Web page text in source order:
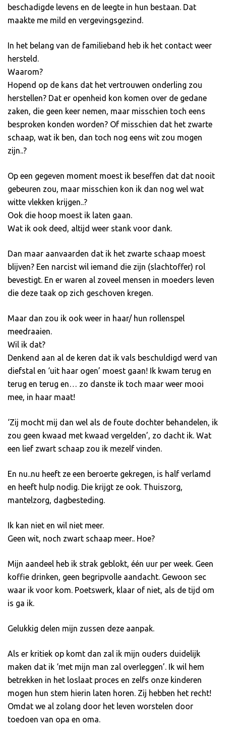
beschadigde levens en de leegte in hun bestaan. Dat
maakte me mild en vergevingsgezind.
In het belang van de familieband heb ik het contact weer
hersteld.
Waarom?
Hopend op de kans dat het vertrouwen onderling zou
herstellen? Dat er openheid kon komen over de gedane
zaken, die geen keer nemen, maar misschien toch eens
besproken konden worden? Of misschien dat het zwarte
schaap, wat ik ben, dan toch nog eens wit zou mogen
zijn..?
Op een gegeven moment moest ik beseffen dat dat nooit
gebeuren zou, maar misschien kon ik dan nog wel wat
witte vlekken krijgen..?
Ook die hoop moest ik laten gaan.
Wat ik ook deed, altijd weer stank voor dank.
Dan maar aanvaarden dat ik het zwarte schaap moest
blijven? Een narcist wil iemand die zijn (slachtoffer) rol
bevestigt. En er waren al zoveel mensen in moeders leven
die deze taak op zich geschoven kregen.
Maar dan zou ik ook weer in haar/ hun rollenspel
meedraaien.
Wil ik dat?
Denkend aan al de keren dat ik vals beschuldigd werd van
diefstal en ‘uit haar ogen’ moest gaan! Ik kwam terug en
terug en terug en… zo danste ik toch maar weer mooi
mee, in haar maat!
‘Zij mocht mij dan wel als de foute dochter behandelen, ik
zou geen kwaad met kwaad vergelden’, zo dacht ik. Wat
een lief zwart schaap zou ik mezelf vinden.
En nu..nu heeft ze een beroerte gekregen, is half verlamd
en heeft hulp nodig. Die krijgt ze ook. Thuiszorg,
mantelzorg, dagbesteding.
Ik kan niet en wil niet meer.
Geen wit, noch zwart schaap meer.. Hoe?
Mijn aandeel heb ik strak geblokt, één uur per week. Geen
koffie drinken, geen begripvolle aandacht. Gewoon sec
waar ik voor kom. Poetswerk, klaar of niet, als de tijd om
is ga ik.
Gelukkig delen mijn zussen deze aanpak.
Als er kritiek op komt dan zal ik mijn ouders duidelijk
maken dat ik ‘met mijn man zal overleggen’. Ik wil hem
betrekken in het loslaat proces en zelfs onze kinderen
mogen hun stem hierin laten horen. Zij hebben het recht!
Omdat we al zolang door het leven worstelen door
toedoen van opa en oma.